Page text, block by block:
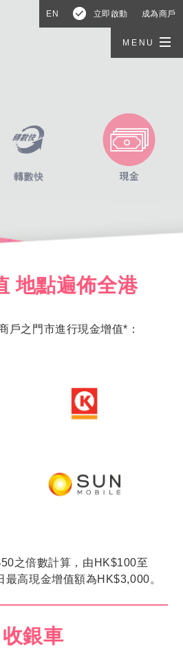
EN 立即啟動 成為商戶
MENU
地點遍佈全港
戶之門市進行現金增值*：
之倍數計算，由HK$100至
高現金增值額為HK$3,000。
收銀車